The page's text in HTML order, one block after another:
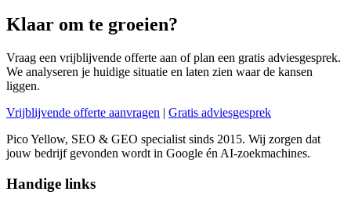
Klaar om te groeien?
Vraag een vrijblijvende offerte aan of plan een gratis adviesgesprek.
We analyseren je huidige situatie en laten zien waar de kansen
liggen.
Vrijblijvende offerte aanvragen | Gratis adviesgesprek
Pico Yellow, SEO & GEO specialist sinds 2015. Wij zorgen dat
jouw bedrijf gevonden wordt in Google én AI-zoekmachines.
Handige links